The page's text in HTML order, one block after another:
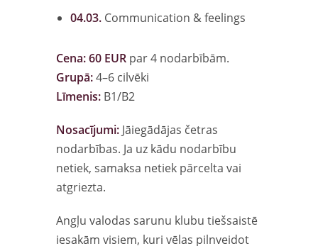
04.03. Communication & feelings
Cena:60 EUR par 4 nodarbībām.
Grupā:4–6 cilvēki
Līmenis: B1/B2
Nosacījumi: Jāiegādājas četras
nodarbības. Ja uz kādu nodarbību
netiek, samaksa netiek pārcelta vai
atgriezta.
Angļu valodas sarunu klubu tiešsaistē
iesakām visiem, kuri vēlas pilnveidot